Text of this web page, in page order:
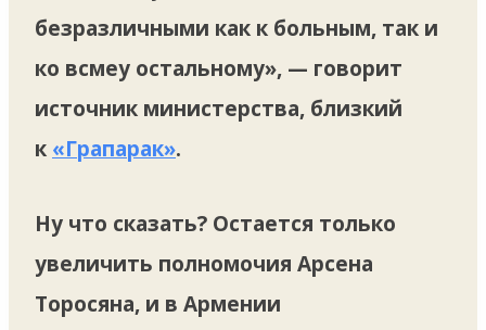
безразличными как к больным, так и
ко всмеу остальному», — говорит
источник министерства, близкий
к «Грапарак».
Ну что сказать? Остается только
увеличить полномочия Арсена
Торосяна, и в Армении